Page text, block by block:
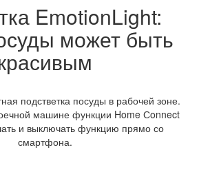
EmotionLight:
может быть
подстветка посуды в рабочей зоне.
машине функции Home Сonnect
и выключать функцию прямо со
смартфона.